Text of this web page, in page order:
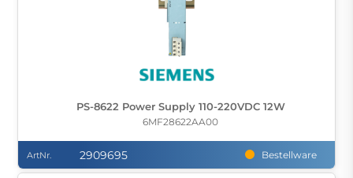
PS-8622 Power Supply 110-220VDC 12W
6MF28622AA00
ArtNr. 2909695 Bestellware